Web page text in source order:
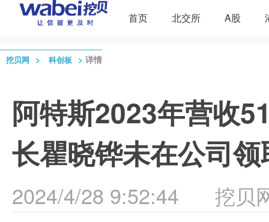
首页 北交所 A股
挖贝网 > 科创板 > 详情
阿特斯2023年营收
长瞿晓铧未在公司
2024/4/28 9:52:44 挖贝